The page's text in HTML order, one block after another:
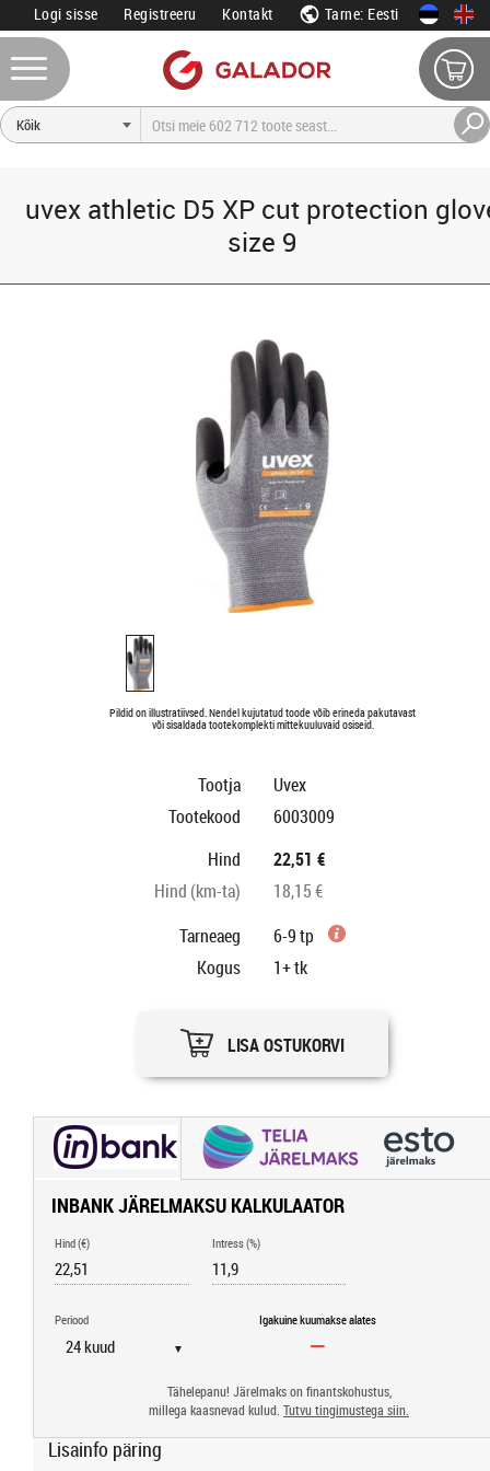
Logi sisse Registreeru Kontakt Tarne: Eesti
uvex athletic D5 XP cut protection
size 9
Pildid on illustratiivsed. Nendel kujutatud toode võib erineda pakutavast
või sisaldada tootekomplekti mittekuuluvaid osiseid.
Tootja
Uvex
Tootekood
6003009
Hind
22,51 €
Hind (km-ta)
18,15 €
Tarneaeg
6-9 tp
Kogus
1+tk
LISA OSTUKORVI
INBANK JÄRELMAKSU KALKULAATOR
Hind (€) Intress (%)
Periood
▼
Igakuine kuumakse alates
Tähelepanu! Järelmaks on finantskohustus,
millega kaasnevad kulud. Tutvu tingimustega siin.
Lisainfo päring